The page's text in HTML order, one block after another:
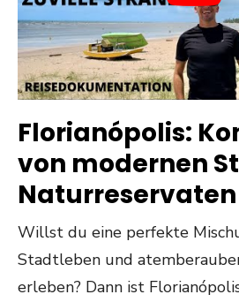
Florianópolis:
von modernen
Naturreservaten
Willst du eine perfekte
Stadtleben und
erleben? Dann ist